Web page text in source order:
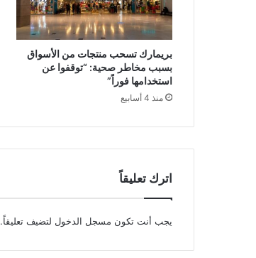
بريمارك تسحب منتجات من الأسواق
بسبب مخاطر صحية: “توقفوا عن
استخدامها فوراً”
منذ 4 أسابيع
اترك تعليقاً
يجب أنت تكون مسجل الدخول لتضيف تعليقاً.